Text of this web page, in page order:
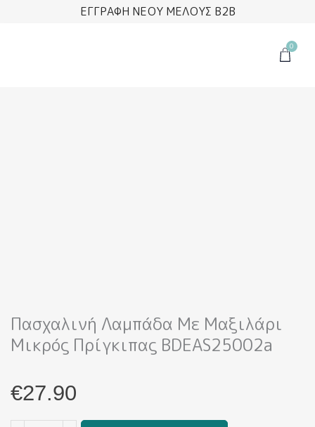
ΕΓΓΡΑΦΗ ΝΕΟΥ ΜΕΛΟΥΣ B2B
0
Cart
Πασχαλινή Λαμπάδα Με Μαξιλάρι
Μικρός Πρίγκιπας BDEAS25002a
€27.90